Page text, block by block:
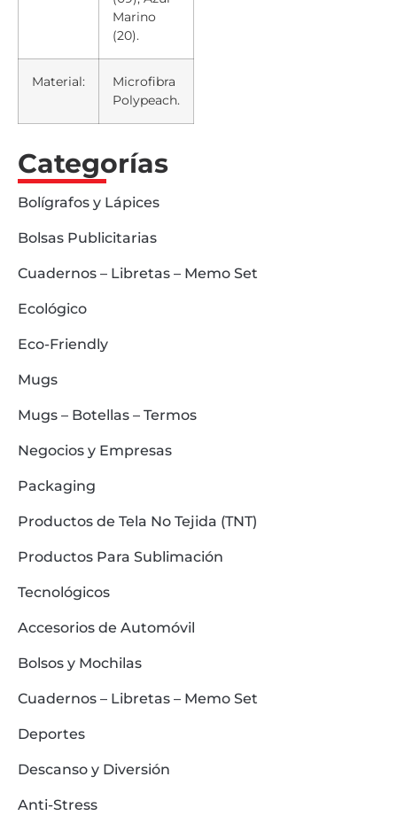
Marino
(20).
Material:
Microfibra
Polypeach.
Categorías
Bolígrafos y Lápices
Bolsas Publicitarias
Cuadernos – Libretas – Memo Set
Ecológico
Eco-Friendly
Mugs
Mugs – Botellas – Termos
Negocios y Empresas
Packaging
Productos de Tela No Tejida (TNT)
Productos Para Sublimación
Tecnológicos
Accesorios de Automóvil
Bolsos y Mochilas
Cuadernos – Libretas – Memo Set
Deportes
Descanso y Diversión
Anti-Stress